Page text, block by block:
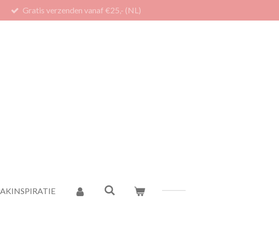
Gratis verzenden vanaf €25,- (NL)